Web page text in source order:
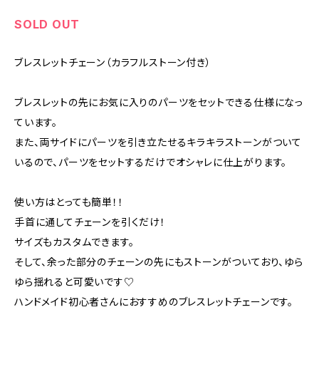
SOLD OUT
ブレスレットチェーン（カラフルストーン付き）
ブレスレットの先にお気に入りのパーツをセットできる仕様になっ
ています。
また、両サイドにパーツを引き立たせるキラキラストーンがついて
いるので、パーツをセットするだけでオシャレに仕上がります。
使い方はとっても簡単！！
手首に通してチェーンを引くだけ！
サイズもカスタムできます。
そして、余った部分のチェーンの先にもストーンがついており、ゆら
ゆら揺れると可愛いです♡
ハンドメイド初心者さんにおすすめのブレスレットチェーンです。